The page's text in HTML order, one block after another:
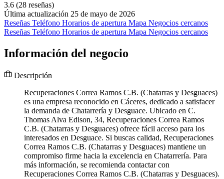
3.6 (28 reseñas)
Última actualización 25 de mayo de 2026
Reseñas Teléfono Horarios de apertura Mapa Negocios cercanos
Reseñas Teléfono Horarios de apertura Mapa Negocios cercanos
Información del negocio
Descripción
Recuperaciones Correa Ramos C.B. (Chatarras y Desguaces)
es una empresa reconocido en Cáceres, dedicado a satisfacer
la demanda de Chatarrería y Desguace. Ubicado en C.
Thomas Alva Edison, 34, Recuperaciones Correa Ramos
C.B. (Chatarras y Desguaces) ofrece fácil acceso para los
interesados en Desguace. Si buscas calidad, Recuperaciones
Correa Ramos C.B. (Chatarras y Desguaces) mantiene un
compromiso firme hacia la excelencia en Chatarrería. Para
más información, se recomienda contactar con
Recuperaciones Correa Ramos C.B. (Chatarras y Desguaces).